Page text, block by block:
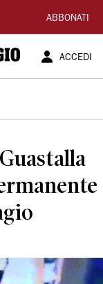
ABBONATI
ACCEDI